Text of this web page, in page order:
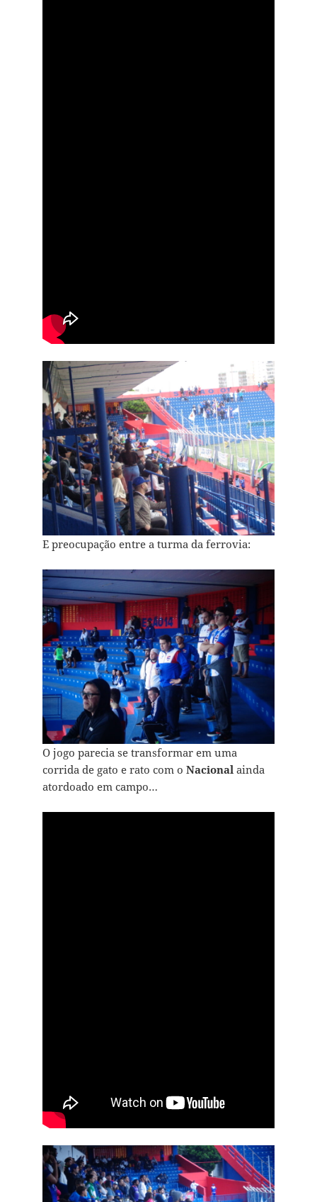
E preocupação entre a turma da ferrovia:
O jogo parecia se transformar em uma
corrida de gato e rato com o Nacional ainda
atordoado em campo…